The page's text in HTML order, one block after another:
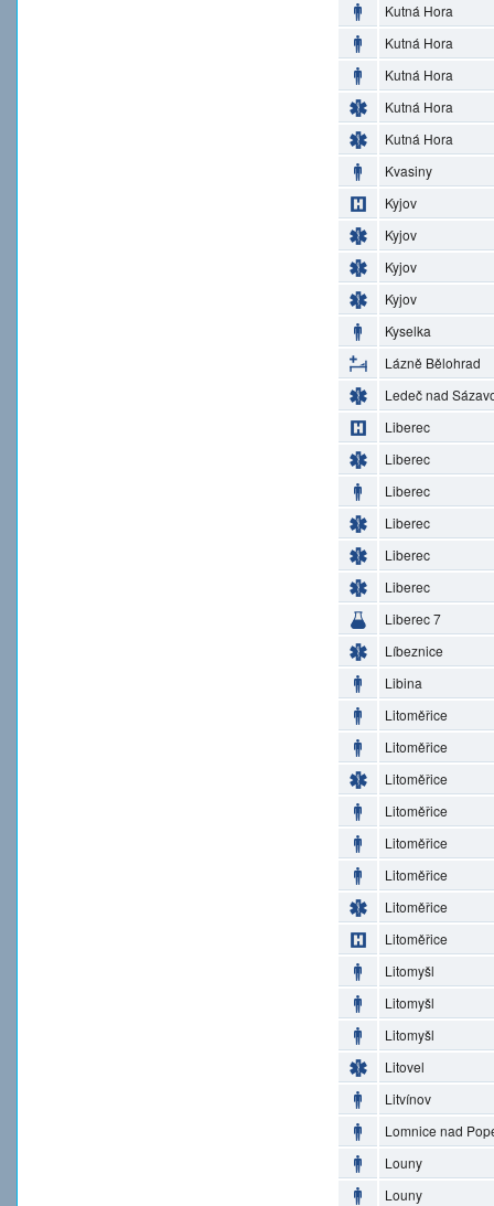
Kutná Hora
Kutná Hora
Kutná Hora
Kutná Hora
Kutná Hora
Kvasiny
Kyjov
Kyjov
Kyjov
Kyjov
Kyselka
Lázně Bělohrad
Ledeč nad
Liberec
Liberec
Liberec
Liberec
Liberec
Liberec
Liberec 7
Líbeznice
Libina
Litoměřice
Litoměřice
Litoměřice
Litoměřice
Litoměřice
Litoměřice
Litoměřice
Litoměřice
Litomyšl
Litomyšl
Litomyšl
Litovel
Litvínov
Lomnice nad
Louny
Louny